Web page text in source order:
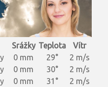
Srážky Teplota
Vítr
0 mm 29°
2 m/s
0 mm 30°
2 m/s
0 mm 31°
2 m/s